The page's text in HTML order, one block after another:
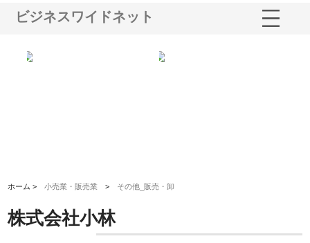
ビジネスワイドネット
ホーム >小売業・販売業 > その他_販売・卸
株式会社小林